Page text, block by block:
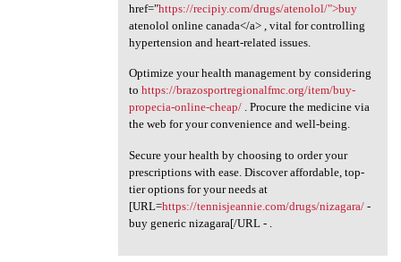
href="https://recipiy.com/drugs/atenolol/">buy
atenolol online canada</a> , vital for controlling
hypertension and heart-related issues.
Optimize your health management by considering
to https://brazosportregionalfmc.org/item/buy-
propecia-online-cheap/. Procure the medicine via
the web for your convenience and well-being.
Secure your health by choosing to order your
prescriptions with ease. Discover affordable, top-
tier options for your needs at
[URL=https://tennisjeannie.com/drugs/nizagara/-
buy generic nizagara[/URL - .